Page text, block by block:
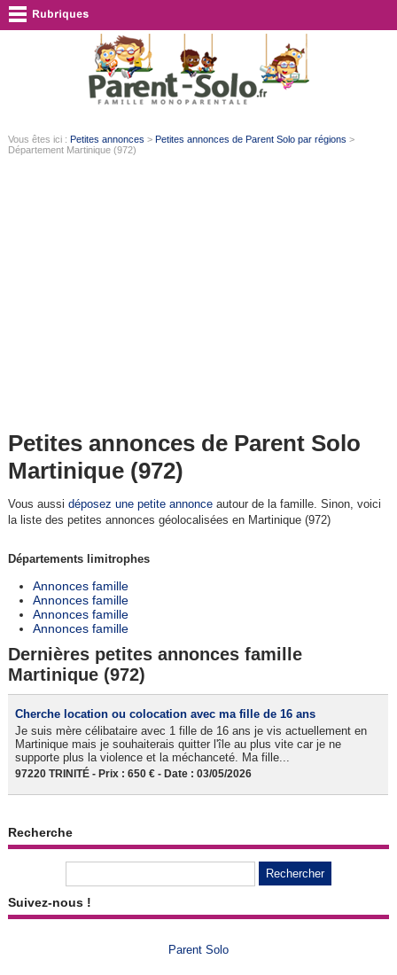
Vous êtes ici : Petites annonces > Petites annonces de Parent Solo par régions >
Département Martinique (972)
Petites annonces de Parent Solo
Martinique (972)
Vous aussi déposez une petite annonceautour de la famille. Sinon, voici
la liste des petites annonces géolocalisées en Martinique (972)
Départements limitrophes
Annonces famille
Annonces famille
Annonces famille
Annonces famille
Dernières petites annonces famille
Martinique (972)
Cherche location ou colocation avec ma fille de 16 ans
Je suis mère célibataire avec 1 fille de 16 ans je vis actuellement en
Martinique mais je souhaiterais quitter l'île au plus vite car je ne
supporte plus la violence et la méchanceté. Ma fille...
97220 TRINITÉ - Prix : 650 € - Date : 03/05/2026
Recherche
Suivez-nous !
Parent Solo